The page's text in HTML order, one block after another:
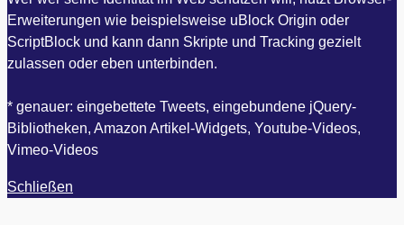
Erweiterungen wie beispielsweise uBlock Origin oder
ScriptBlock und kann dann Skripte und Tracking gezielt
zulassen oder eben unterbinden.
* genauer: eingebettete Tweets, eingebundene jQuery-
Bibliotheken, Amazon Artikel-Widgets, Youtube-Videos,
Vimeo-Videos
Schließen